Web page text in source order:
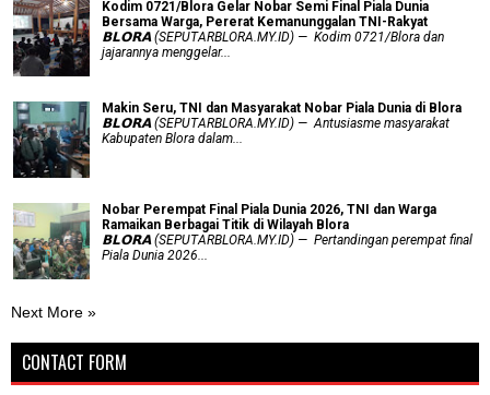
Kodim 0721/Blora Gelar Nobar Semi Final Piala Dunia
Bersama Warga, Pererat Kemanunggalan TNI-Rakyat
𝗕𝗟𝗢𝗥𝗔 (SEPUTARBLORA.MY.ID) — Kodim 0721/Blora dan
jajarannya menggelar...
Makin Seru, TNI dan Masyarakat Nobar Piala Dunia di Blora
𝗕𝗟𝗢𝗥𝗔 (SEPUTARBLORA.MY.ID) — Antusiasme masyarakat
Kabupaten Blora dalam...
Nobar Perempat Final Piala Dunia 2026, TNI dan Warga
Ramaikan Berbagai Titik di Wilayah Blora
𝗕𝗟𝗢𝗥𝗔 (SEPUTARBLORA.MY.ID) — Pertandingan perempat final
Piala Dunia 2026...
Next More »
CONTACT FORM